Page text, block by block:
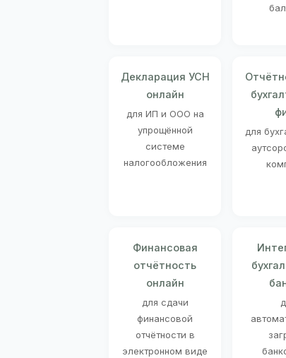
Декларация УСН
онлайн
для ИП и ООО на
упрощённой
системе
налогообложения
для
Финансовая
отчётность
онлайн
для сдачи
финансовой
отчётности в
электронном виде